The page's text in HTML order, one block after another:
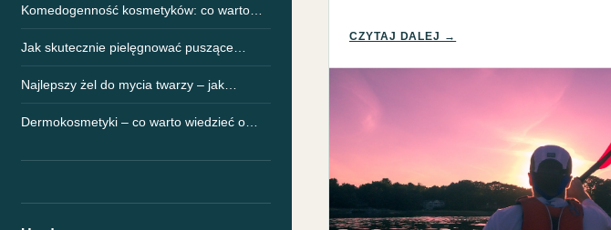
Komedogenność kosmetyków: co warto…
Jak skutecznie pielęgnować puszące…
Najlepszy żel do mycia twarzy – jak…
Dermokosmetyki – co warto wiedzieć o…
CZYTAJ DALEJ →